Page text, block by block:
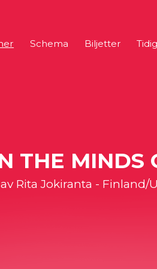
Schema Biljetter
THE MINDS
av Rita Jokiranta - Finland/